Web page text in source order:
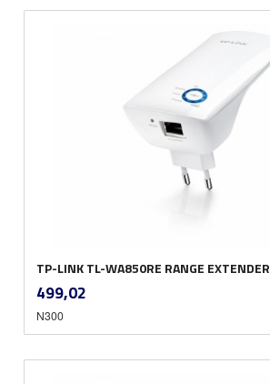
TP-LINK TL-WA850RE RANGE EXTENDER
Pris
499,02
N300